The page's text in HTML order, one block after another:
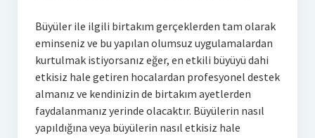
Büyüler ile ilgili birtakım gerçeklerden tam olarak
eminseniz ve bu yapılan olumsuz uygulamalardan
kurtulmak istiyorsanız eğer, en etkili büyüyü dahi
etkisiz hale getiren hocalardan profesyonel destek
almanız ve kendinizin de birtakım ayetlerden
faydalanmanız yerinde olacaktır. Büyülerin nasıl
yapıldığına veya büyülerin nasıl etkisiz hale